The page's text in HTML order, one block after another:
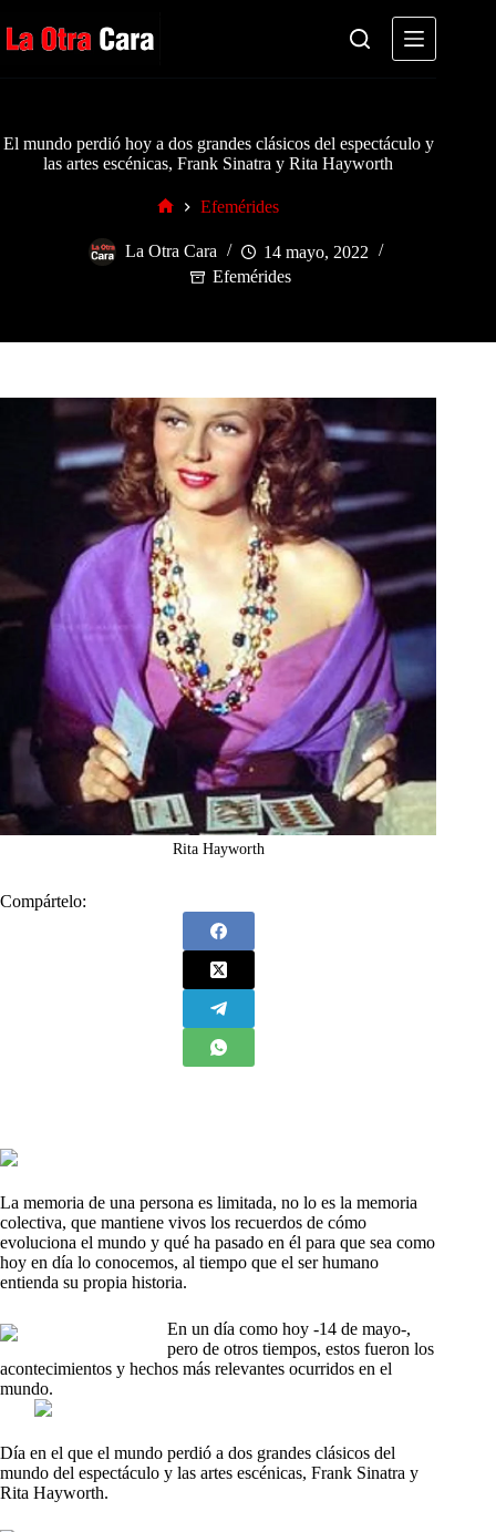
al
contenido
El mundo perdió hoy a dos grandes clásicos del espectáculo y
las artes escénicas, Frank Sinatra y Rita Hayworth
Efemérides
La Otra Cara
14 mayo, 2022
Efemérides
Rita Hayworth
Compártelo:
La memoria de una persona es limitada, no lo es la memoria
colectiva, que mantiene vivos los recuerdos de cómo
evoluciona el mundo y qué ha pasado en él para que sea como
hoy en día lo conocemos, al tiempo que el ser humano
entienda su propia historia.
En un día como hoy -14 de mayo-,
pero de otros tiempos, estos fueron los
acontecimientos y hechos más relevantes ocurridos en el
mundo.
Día en el que el mundo perdió a dos grandes clásicos del
mundo del espectáculo y las artes escénicas, Frank Sinatra y
Rita Hayworth.